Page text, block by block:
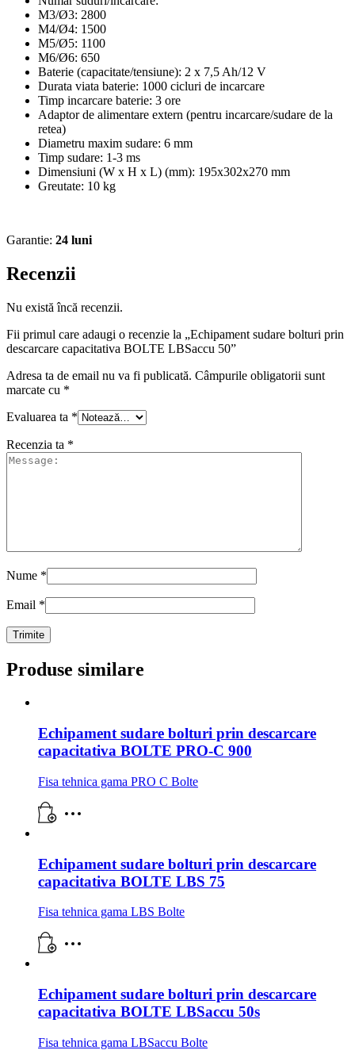
M3/Ø3: 2800
M4/Ø4: 1500
M5/Ø5: 1100
M6/Ø6: 650
Baterie (capacitate/tensiune): 2 x 7,5 Ah/12 V
Durata viata baterie: 1000 cicluri de incarcare
Timp incarcare baterie: 3 ore
Adaptor de alimentare extern (pentru incarcare/sudare de la
retea)
Diametru maxim sudare: 6 mm
Timp sudare: 1-3 ms
Dimensiuni (W x H x L) (mm): 195x302x270 mm
Greutate: 10 kg
Garantie: 24 luni
Recenzii
Nu există încă recenzii.
Fii primul care adaugi o recenzie la „Echipament sudare bolturi prin
descarcare capacitativa BOLTE LBSaccu 50”
Adresa ta de email nu va fi publicată. Câmpurile obligatorii sunt
marcate cu *
Evaluarea ta *
Recenzia ta *
Nume *
Email *
Produse similare
Echipament sudare bolturi prin descarcare
capacitativa BOLTE PRO-C 900
Fisa tehnica gama PRO C Bolte
Echipament sudare bolturi prin descarcare
capacitativa BOLTE LBS 75
Fisa tehnica gama LBS Bolte
Echipament sudare bolturi prin descarcare
capacitativa BOLTE LBSaccu 50s
Fisa tehnica gama LBSaccu Bolte